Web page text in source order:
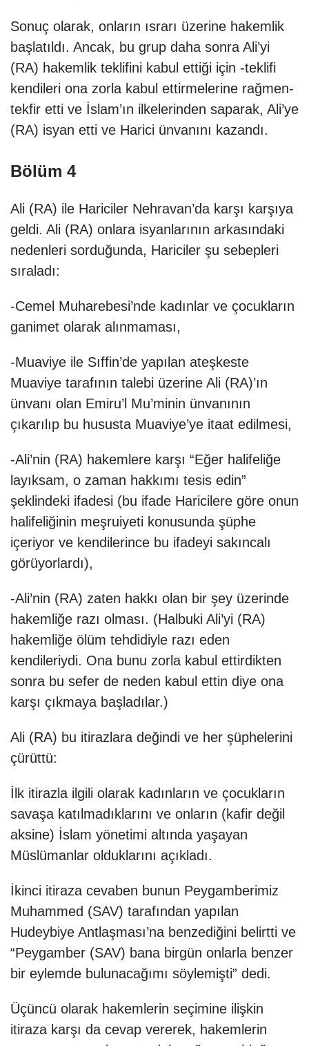
Sonuç olarak, onların ısrarı üzerine hakemlik
başlatıldı. Ancak, bu grup daha sonra Ali’yi
(RA) hakemlik teklifini kabul ettiği için -teklifi
kendileri ona zorla kabul ettirmelerine rağmen-
tekfir etti ve İslam’ın ilkelerinden saparak, Ali’ye
(RA) isyan etti ve Harici ünvanını kazandı.
Bölüm 4
Ali (RA) ile Hariciler Nehravan’da karşı karşıya
geldi. Ali (RA) onlara isyanlarının arkasındaki
nedenleri sorduğunda, Hariciler şu sebepleri
sıraladı:
-Cemel Muharebesi’nde kadınlar ve çocukların
ganimet olarak alınmaması,
-Muaviye ile Sıffin’de yapılan ateşkeste
Muaviye tarafının talebi üzerine Ali (RA)’ın
ünvanı olan Emiru’l Mu’minin ünvanının
çıkarılıp bu hususta Muaviye’ye itaat edilmesi,
-Ali’nin (RA) hakemlere karşı “Eğer halifeliğe
layıksam, o zaman hakkımı tesis edin”
şeklindeki ifadesi (bu ifade Haricilere göre onun
halifeliğinin meşruiyeti konusunda şüphe
içeriyor ve kendilerince bu ifadeyi sakıncalı
görüyorlardı),
-Ali’nin (RA) zaten hakkı olan bir şey üzerinde
hakemliğe razı olması. (Halbuki Ali’yi (RA)
hakemliğe ölüm tehdidiyle razı eden
kendileriydi. Ona bunu zorla kabul ettirdikten
sonra bu sefer de neden kabul ettin diye ona
karşı çıkmaya başladılar.)
Ali (RA) bu itirazlara değindi ve her şüphelerini
çürüttü:
İlk itirazla ilgili olarak kadınların ve çocukların
savaşa katılmadıklarını ve onların (kafir değil
aksine) İslam yönetimi altında yaşayan
Müslümanlar olduklarını açıkladı.
İkinci itiraza cevaben bunun Peygamberimiz
Muhammed (SAV) tarafından yapılan
Hudeybiye Antlaşması’na benzediğini belirtti ve
“Peygamber (SAV) bana birgün onlarla benzer
bir eylemde bulunacağımı söylemişti” dedi.
Üçüncü olarak hakemlerin seçimine ilişkin
itiraza karşı da cevap vererek, hakemlerin